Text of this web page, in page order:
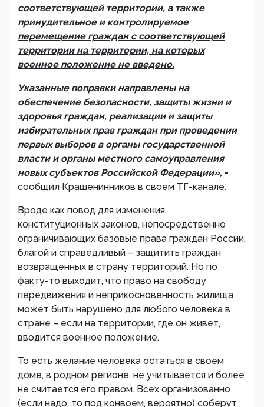
соответствующей территории, а также
принудительное и контролируемое
перемещение граждан с соответствующей
территории на территории, на которых
военное положение не введено.
Указанные поправки направлены на
обеспечение безопасности, защиты жизни и
здоровья граждан, реализации и защиты
избирательных прав граждан при проведении
первых выборов в органы государственной
власти и органы местного самоуправления
новых субъектов Российской Федерации», -
сообщил Крашенинников в своем ТГ-канале.
Вроде как повод для изменения
конституционных законов, непосредственно
ограничивающих базовые права граждан России,
благой и справедливый – защитить граждан
возвращенных в страну территорий. Но по
факту-то выходит, что право на свободу
передвижения и неприкосновенность жилища
может быть нарушено для любого человека в
стране – если на территории, где он живет,
вводится военное положение.
То есть желание человека остаться в своем
доме, в родном регионе, не учитывается и более
не считается его правом. Всех организованно
(если надо, то под конвоем, вероятно) соберут